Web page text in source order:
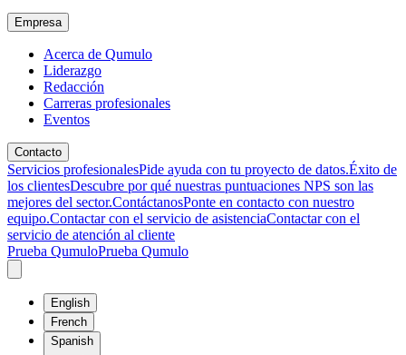
Empresa
Acerca de Qumulo
Liderazgo
Redacción
Carreras profesionales
Eventos
Contacto
Servicios profesionalesPide ayuda con tu proyecto de datos.Éxito de
los clientesDescubre por qué nuestras puntuaciones NPS son las
mejores del sector.ContáctanosPonte en contacto con nuestro
equipo.Contactar con el servicio de asistenciaContactar con el
servicio de atención al cliente
Prueba QumuloPrueba Qumulo
English
French
Spanish